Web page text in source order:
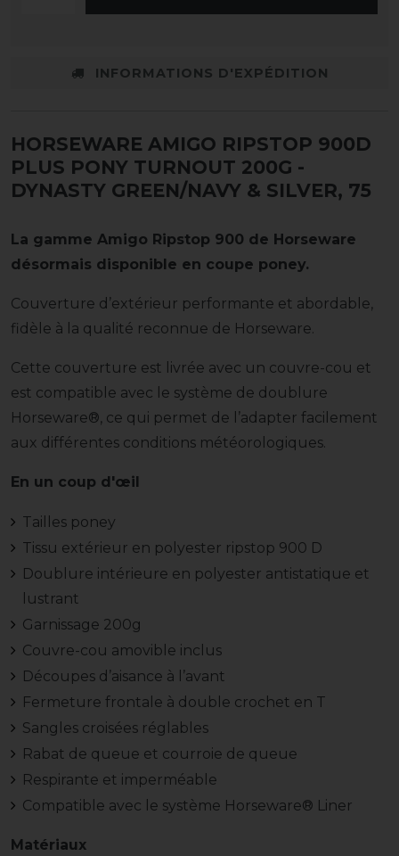
INFORMATIONS D'EXPÉDITION
HORSEWARE AMIGO RIPSTOP 900D
PLUS PONY TURNOUT 200G -
DYNASTY GREEN/NAVY & SILVER, 75
La gamme Amigo Ripstop 900 de Horseware
désormais disponible en coupe poney.
Couverture d’extérieur performante et abordable,
fidèle à la qualité reconnue de Horseware.
Cette couverture est livrée avec un couvre-cou et
est compatible avec le système de doublure
Horseware®, ce qui permet de l’adapter facilement
aux différentes conditions météorologiques.
En un coup d'œil
Tailles poney
Tissu extérieur en polyester ripstop 900 D
Doublure intérieure en polyester antistatique et
lustrant
Garnissage 200g
Couvre-cou amovible inclus
Découpes d’aisance à l’avant
Fermeture frontale à double crochet en T
Sangles croisées réglables
Rabat de queue et courroie de queue
Respirante et imperméable
Compatible avec le système Horseware® Liner
Matériaux